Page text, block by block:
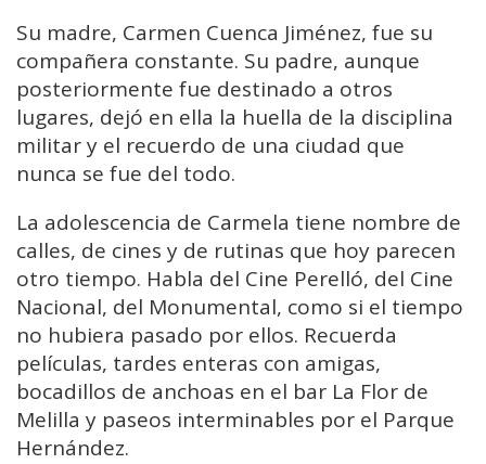
Su madre, Carmen Cuenca Jiménez, fue su
compañera constante. Su padre, aunque
posteriormente fue destinado a otros
lugares, dejó en ella la huella de la disciplina
militar y el recuerdo de una ciudad que
nunca se fue del todo.
La adolescencia de Carmela tiene nombre de
calles, de cines y de rutinas que hoy parecen
otro tiempo. Habla del Cine Perelló, del Cine
Nacional, del Monumental, como si el tiempo
no hubiera pasado por ellos. Recuerda
películas, tardes enteras con amigas,
bocadillos de anchoas en el bar La Flor de
Melilla y paseos interminables por el Parque
Hernández.